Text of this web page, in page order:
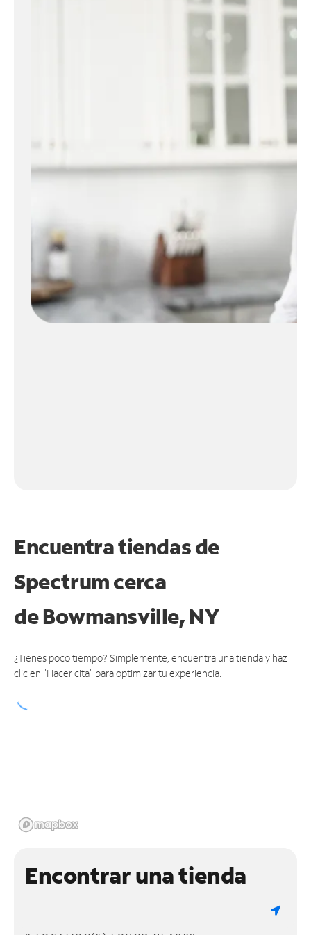
Encuentra tiendas de
Spectrum cerca
deBowmansville, NY
¿Tienes poco tiempo? Simplemente, encuentra una tienda y haz
clic en "Hacer cita" para optimizar tu experiencia.
Encontrar una tienda